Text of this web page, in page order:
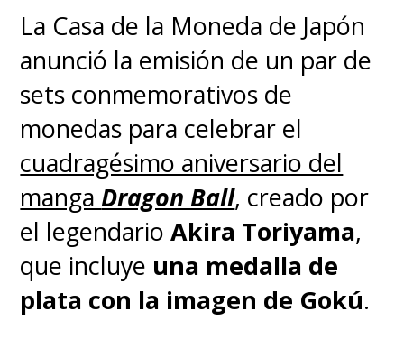
franquicia, el propio
Toriyama se encargó de
incorporar algunos elementos
deGTdentro de la
continuidad oficial,
incluyendo a Pan.
Sin embargo, fue conDragon
Ball DAIMA , cuya historia volvió
La Casa de la Moneda de Japón
anunció la emisión de un par de
sets conmemorativos de
monedas para celebrar el
cuadragésimo aniversario del
mangaDragon Ball, creado por
el legendarioAkira Toriyama,
que incluye una medalla de
plata con la imagen de Gokú.